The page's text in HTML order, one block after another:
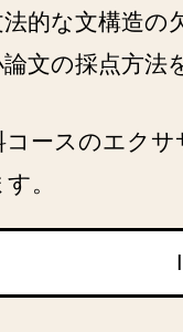
的な文構造の
文の採点方法
コースのエク
。